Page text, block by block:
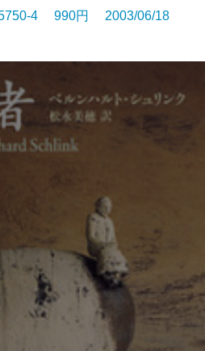
4 990円 2003/06/18